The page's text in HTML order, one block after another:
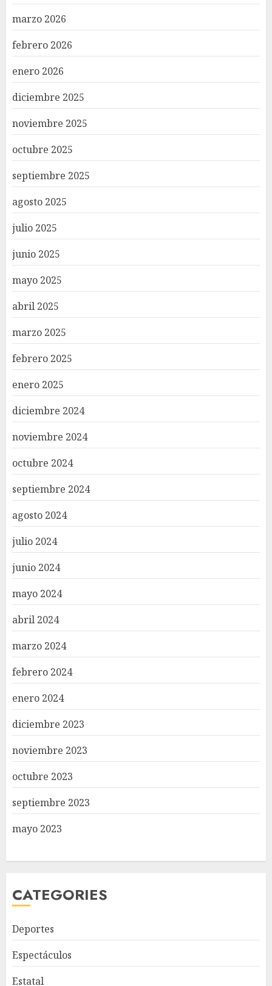
marzo 2026
febrero 2026
enero 2026
diciembre 2025
noviembre 2025
octubre 2025
septiembre 2025
agosto 2025
julio 2025
junio 2025
mayo 2025
abril 2025
marzo 2025
febrero 2025
enero 2025
diciembre 2024
noviembre 2024
octubre 2024
septiembre 2024
agosto 2024
julio 2024
junio 2024
mayo 2024
abril 2024
marzo 2024
febrero 2024
enero 2024
diciembre 2023
noviembre 2023
octubre 2023
septiembre 2023
mayo 2023
CATEGORIES
Deportes
Espectáculos
Estatal